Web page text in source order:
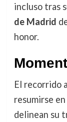
incluso tras
de Madrid
honor.
El recorrido
resumirse
delinean su